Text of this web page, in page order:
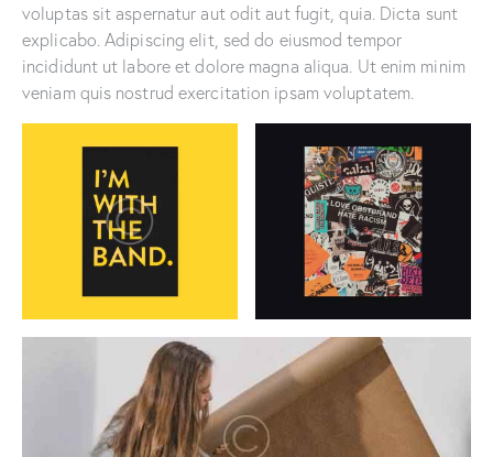
voluptas sit aspernatur aut odit aut fugit, quia. Dicta sunt
explicabo. Adipiscing elit, sed do eiusmod tempor
incididunt ut labore et dolore magna aliqua. Ut enim minim
veniam quis nostrud exercitation ipsam voluptatem.